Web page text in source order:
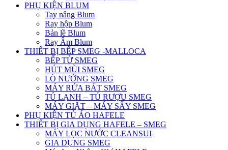
PHỤ KIỆN BLUM
Tay nâng Blum
Ray hộp Blum
Bản lề Blum
Ray Âm Blum
THIẾT BỊ BẾP SMEG -MALLOCA
BẾP TỪ SMEG
HÚT MÙI SMEG
LÒ NƯỚNG SMEG
MÁY RỬA BÁT SMEG
TỦ LẠNH – TỦ RƯỢU SMEG
MÁY GIẶT – MÁY SẤY SMEG
PHỤ KIỆN TỦ ÁO HAFELE
THIẾT BỊ GIA DỤNG HAFELE – SMEG
MÁY LỌC NƯỚC CLEANSUI
GIA DỤNG SMEG